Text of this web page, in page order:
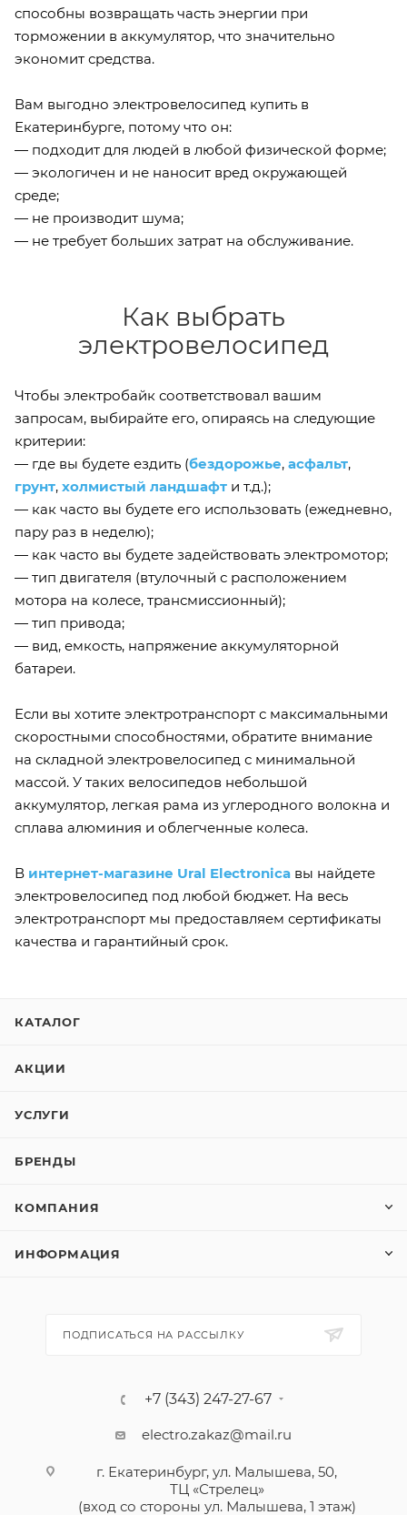
способны возвращать часть энергии при
торможении в аккумулятор, что значительно
экономит средства.
Вам выгодно электровелосипед купить в
Екатеринбурге, потому что он:
— подходит для людей в любой физической форме;
— экологичен и не наносит вред окружающей
среде;
— не производит шума;
— не требует больших затрат на обслуживание.
Как выбрать
электровелосипед
Чтобы электробайк соответствовал вашим
запросам, выбирайте его, опираясь на следующие
критерии:
— где вы будете ездить (бездорожье, асфальт,
грунт, холмистый ландшафт и т.д.);
— как часто вы будете его использовать (ежедневно,
пару раз в неделю);
— как часто вы будете задействовать электромотор;
— тип двигателя (втулочный с расположением
мотора на колесе, трансмиссионный);
— тип привода;
— вид, емкость, напряжение аккумуляторной
батареи.
Если вы хотите электротранспорт с максимальными
скоростными способностями, обратите внимание
на складной электровелосипед с минимальной
массой. У таких велосипедов небольшой
аккумулятор, легкая рама из углеродного волокна и
сплава алюминия и облегченные колеса.
В интернет-магазине Ural Electronica вы найдете
электровелосипед под любой бюджет. На весь
электротранспорт мы предоставляем сертификаты
качества и гарантийный срок.
КАТАЛОГ
АКЦИИ
УСЛУГИ
БРЕНДЫ
КОМПАНИЯ
ИНФОРМАЦИЯ
ПОДПИСАТЬСЯ НА РАССЫЛКУ
+7 (343) 247-27-67
electro.zakaz@mail.ru
г. Екатеринбург, ул. Малышева, 50,
ТЦ «Стрелец»
(вход со стороны ул. Малышева, 1 этаж)